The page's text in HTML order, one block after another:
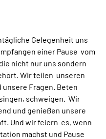
Gelegenheit uns
einer Pause  vom
nicht nur uns sondern
Wir teilen  unseren
unsere Fragen. Beten
schweigen.  Wir
und genießen unsere
Und wir feiern  es, wenn
machst und Pause